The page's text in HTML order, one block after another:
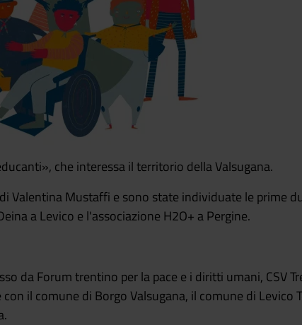
che interessa il territorio della Valsugana.
Mustaffi e sono state individuate le prime
a Levico e l'associazione H2O+ a Pergine.
da Forum trentino per la pace e i diritti umani, CSV
il comune di Borgo Valsugana, il comune di Levico